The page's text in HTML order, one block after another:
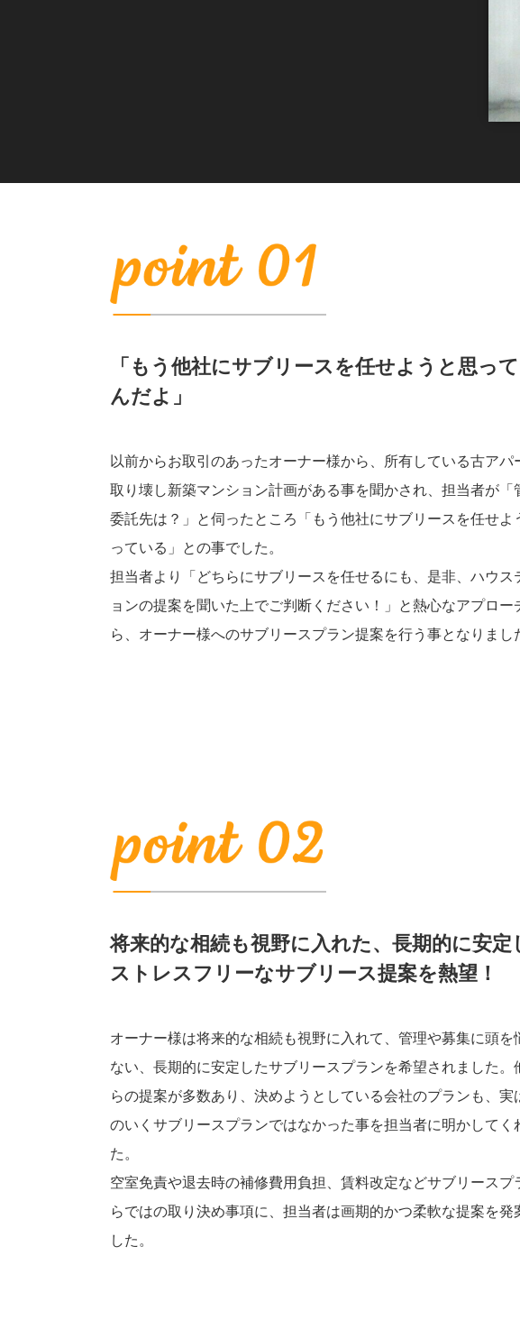
「もう他社にサブリースを任せようと思っ
んだよ」
以前からお取引のあったオーナー様から、所有している古アパ
取り壊し新築マンション計画がある事を聞かされ、担当者が「
委託先は？」と伺ったところ「もう他社にサブリースを任せよ
っている」との事でした。
担当者より「どちらにサブリースを任せるにも、是非、ハウス
ョンの提案を聞いた上でご判断ください！」と熱心なアプロー
ら、オーナー様へのサブリースプラン提案を行う事となりまし
将来的な相続も視野に入れた、長期的に安定
ストレスフリーなサブリース提案を熱望！
オーナー様は将来的な相続も視野に入れて、管理や募集に頭を
ない、長期的に安定したサブリースプランを希望されました。
らの提案が多数あり、決めようとしている会社のプランも、実
のいくサブリースプランではなかった事を担当者に明かしてく
た。
空室免責や退去時の補修費用負担、賃料改定などサブリースプ
らではの取り決め事項に、担当者は画期的かつ柔軟な提案を発
した。